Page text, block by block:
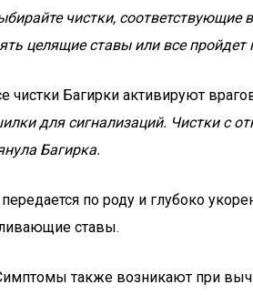
чистки, соответствующие
целящие ставы или все пройдет
чистки Багирки активируют
для сигнализаций. Чистки с
Багирка.
по роду и глубоко
ставы.
также возникают при